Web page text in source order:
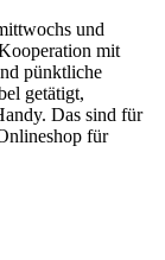
und
mit
pünktliche
getätigt,
Das sind für
für